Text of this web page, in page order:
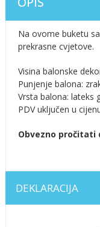
Na ovome buketu
prekrasne cvjetove.
Visina balonske
Punjenje balona:
Vrsta balona: lateks
PDV uključen u
Obvezno pročitati
DEKLARACIJA